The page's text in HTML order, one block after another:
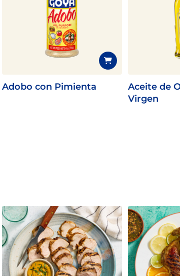
Adobo con Pimienta
Aceite de
Virgen